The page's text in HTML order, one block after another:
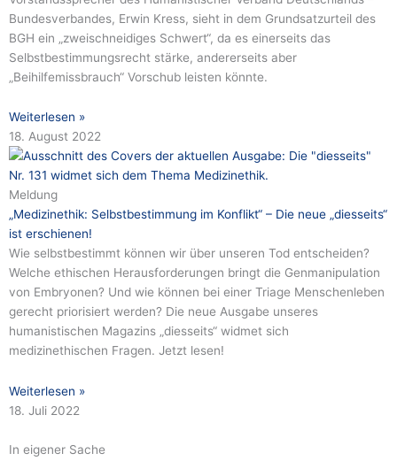
Bundesverbandes, Erwin Kress, sieht in dem Grundsatzurteil des
BGH ein „zweischneidiges Schwert“, da es einerseits das
Selbstbestimmungsrecht stärke, andererseits aber
„Beihilfemissbrauch“ Vorschub leisten könnte.
Weiterlesen »
18. August 2022
Meldung
„Medizinethik: Selbstbestimmung im Konflikt“ – Die neue „diesseits“
ist erschienen!
Wie selbstbestimmt können wir über unseren Tod entscheiden?
Welche ethischen Herausforderungen bringt die Genmanipulation
von Embryonen? Und wie können bei einer Triage Menschenleben
gerecht priorisiert werden? Die neue Ausgabe unseres
humanistischen Magazins „diesseits“ widmet sich
medizinethischen Fragen. Jetzt lesen!
Weiterlesen »
18. Juli 2022
In eigener Sache